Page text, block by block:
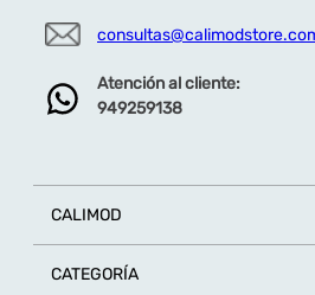
Atención al cliente:
949259138
CALIMOD
CATEGORÍA